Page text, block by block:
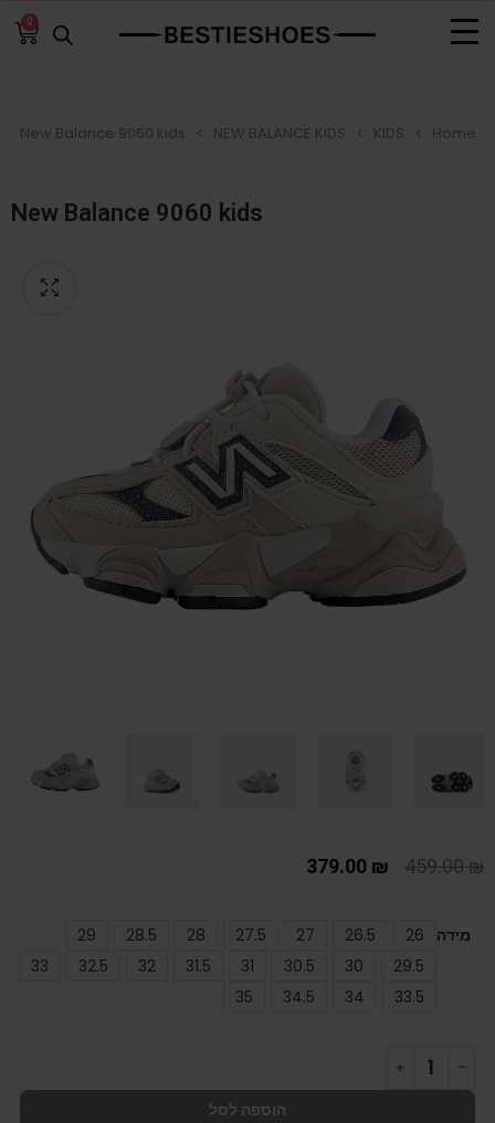
0
Home
KIDS
NEW BALANCE KIDS
New Balance 9060 kids
New Balance 9060 kids
459.00₪
379.00 ₪
מידה 26
26.5
27
27.5
28
28.5
29
29.5
30
30.5
31
31.5
32
32.5
33
33.5
34
34.5
35
הוספה לסל